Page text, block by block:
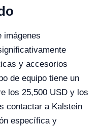
imágenes
y accesorios
de equipo tiene un
los 25,500 USD y los
contactar a Kalstein
específica y